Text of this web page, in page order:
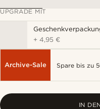
UPGRADE MIT
+4,95 €
Archive-Sale Spare bis zu
IN